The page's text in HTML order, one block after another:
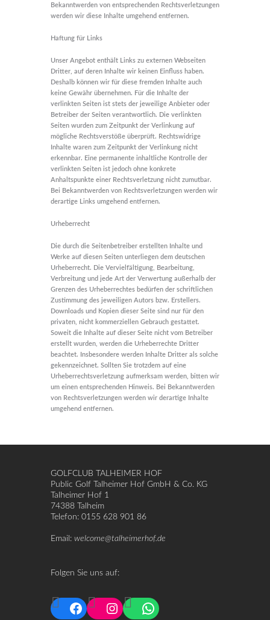
Bekanntwerden von entsprechenden Rechtsverletzungen
werden wir diese Inhalte umgehend entfernen.
Haftung für Links
Unser Angebot enthält Links zu externen Webseiten
Dritter, auf deren Inhalte wir keinen Einfluss haben.
Deshalb können wir für diese fremden Inhalte auch
keine Gewähr übernehmen. Für die Inhalte der
verlinkten Seiten ist stets der jeweilige Anbieter oder
Betreiber der Seiten verantwortlich. Die verlinkten
Seiten wurden zum Zeitpunkt der Verlinkung auf
mögliche Rechtsverstöße überprüft. Rechtswidrige
Inhalte waren zum Zeitpunkt der Verlinkung nicht
erkennbar. Eine permanente inhaltliche Kontrolle der
verlinkten Seiten ist jedoch ohne konkrete
Anhaltspunkte einer Rechtsverletzung nicht zumutbar.
Bei Bekanntwerden von Rechtsverletzungen werden wir
derartige Links umgehend entfernen.
Urheberrecht
Die durch die Seitenbetreiber erstellten Inhalte und
Werke auf diesen Seiten unterliegen dem deutschen
Urheberrecht. Die Vervielfältigung, Bearbeitung,
Verbreitung und jede Art der Verwertung außerhalb der
Grenzen des Urheberrechtes bedürfen der schriftlichen
Zustimmung des jeweiligen Autors bzw. Erstellers.
Downloads und Kopien dieser Seite sind nur für den
privaten, nicht kommerziellen Gebrauch gestattet.
Soweit die Inhalte auf dieser Seite nicht vom Betreiber
erstellt wurden, werden die Urheberrechte Dritter
beachtet. Insbesondere werden Inhalte Dritter als solche
gekennzeichnet. Sollten Sie trotzdem auf eine
Urheberrechtsverletzung aufmerksam werden, bitten wir
um einen entsprechenden Hinweis. Bei Bekanntwerden
von Rechtsverletzungen werden wir derartige Inhalte
umgehend entfernen.
GOLFCLUB TALHEIMER HOF
Public Golf Talheimer Hof GmbH & Co. KG
Talheimer Hof 1
74388 Talheim
Telefon: 0155 628 901 86
Email: welcome@talheimerhof.de
Folgen Sie uns auf:
FacebookInstagramWhatsApp